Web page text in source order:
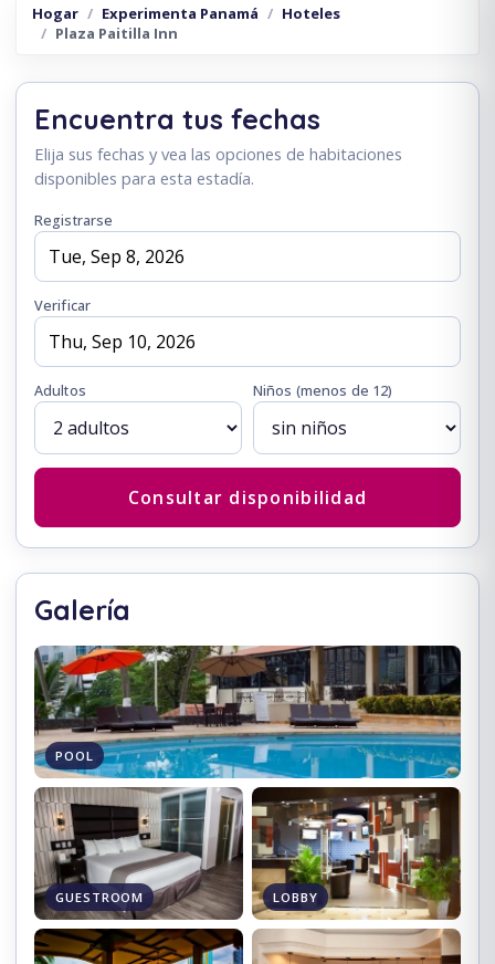
Hogar Experimenta Panamá
Hoteles
Plaza Paitilla Inn
Encuentra tus fechas
Elija sus fechas y vea las opciones de habitaciones
disponibles para esta estadía.
Registrarse
Verificar
Adultos Niños (menos de 12)
Consultar disponibilidad
Galería
POOL
GUESTROOM LOBBY